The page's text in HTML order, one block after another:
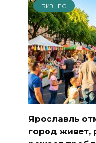
БИЗНЕС
Ярославль
город живет,